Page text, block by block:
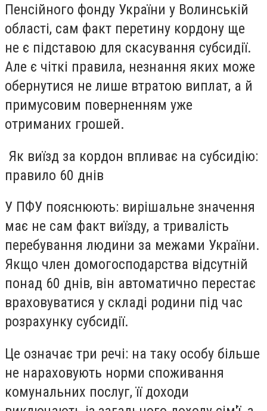
Пенсійного фонду України у Волинській
області, сам факт перетину кордону ще
не є підставою для скасування субсидії.
Але є чіткі правила, незнання яких може
обернутися не лише втратою виплат, а й
примусовим поверненням уже
отриманих грошей.
Як виїзд за кордон впливає на субсидію:
правило 60 днів
У ПФУ пояснюють: вирішальне значення
має не сам факт виїзду, а тривалість
перебування людини за межами України.
Якщо член домогосподарства відсутній
понад 60 днів, він автоматично перестає
враховуватися у складі родини під час
розрахунку субсидії.
Це означає три речі: на таку особу більше
не нараховують норми споживання
комунальних послуг, її доходи